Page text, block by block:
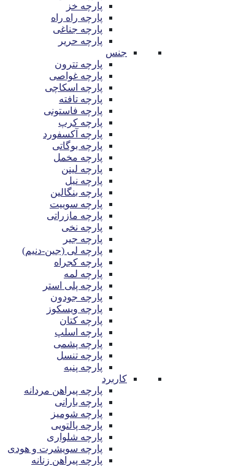
پارچه خز
پارچه راه راه
پارچه جناغی
پارچه حریر
جنس
پارچه تترون
پارچه غواصی
پارچه اسکاچی
پارچه تافته
پارچه فاستونی
پارچه کرپ
پارچه آکسفورد
پارچه بوگاتی
پارچه مخمل
پارچه لینن
پارچه نیل
پارچه بنگالین
پارچه سوییت
پارچه مازراتی
پارچه نخی
پارچه جیر
پارچه لی (جین-دنیم)
پارچه کجراه
پارچه لمه
پارچه پلی استر
پارچه جودون
پارچه ویسکوز
پارچه کتان
پارچه اسلپ
پارچه پشمی
پارچه تنسل
پارچه پنبه
کاربرد
پارچه پیراهن مردانه
پارچه بارانی
پارچه شومیز
پارچه پالتویی
پارچه شلواری
پارچه سویشرت و هودی
پارچه پیراهن زنانه